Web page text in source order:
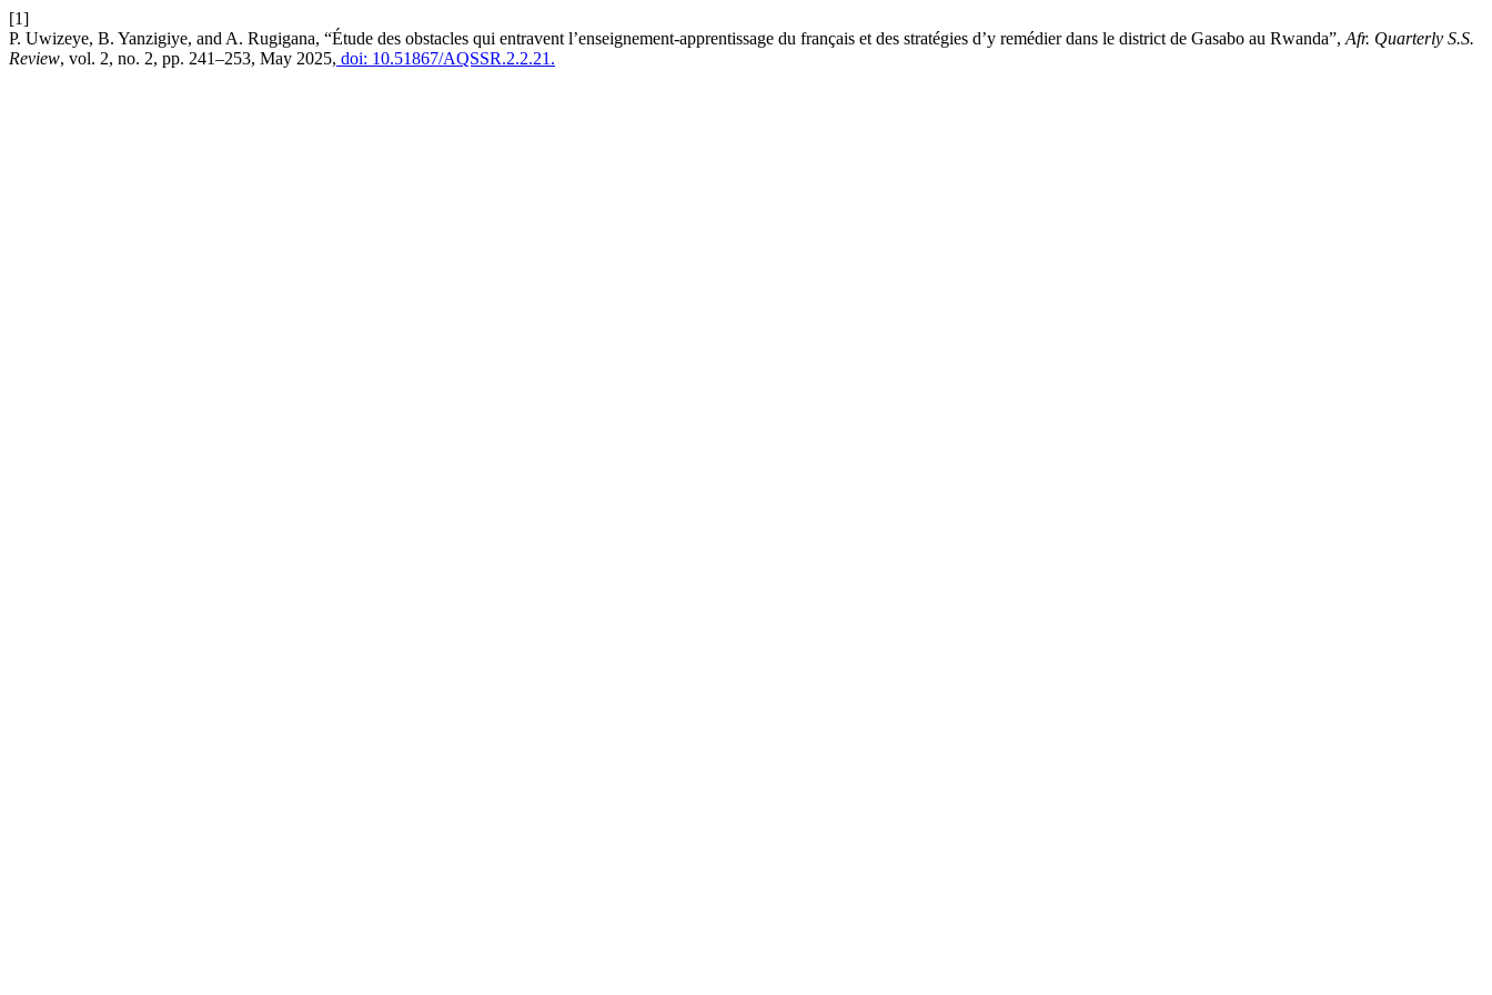
[1]
P. Uwizeye, B. Yanzigiye, and A. Rugigana, “Étude des obstacles qui entravent l’enseignement-apprentissage du français et des stratégies d’y remédier dans le district de Gasabo au Rwanda”, Afr. Quarterly S.S.
Review, vol. 2, no. 2, pp. 241–253, May 2025, doi: 10.51867/AQSSR.2.2.21.